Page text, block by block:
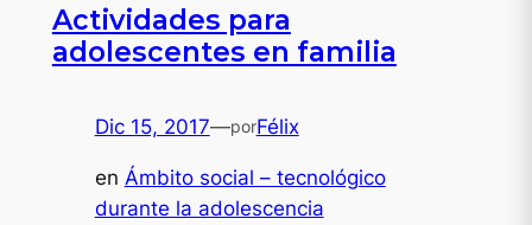
Actividades para
adolescentes en familia
Dic 15, 2017—porFélix
en Ámbito social – tecnológico
durante la adolescencia